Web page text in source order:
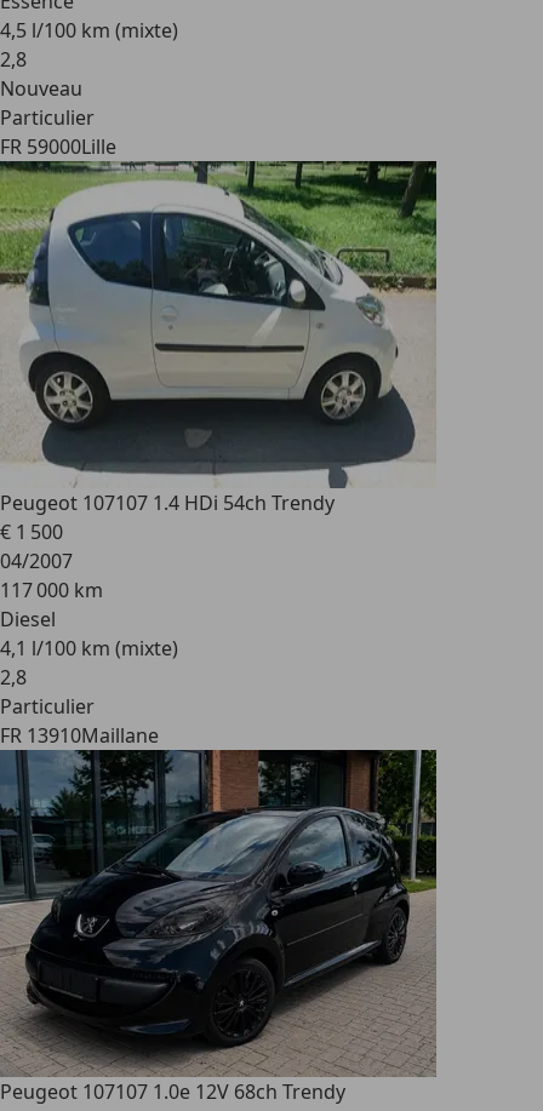
4,5 l/100 km (mixte)
2,8
Nouveau
Particulier
FR 59000Lille
Peugeot 107107 1.4 HDi 54ch Trendy
€ 1 500
04/2007
117 000 km
Diesel
4,1 l/100 km (mixte)
2,8
Particulier
FR 13910Maillane
Peugeot 107107 1.0e 12V 68ch Trendy